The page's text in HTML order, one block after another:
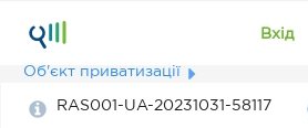
Вхід
Об'єкт приватизації
RAS001-UA-20231031-58117